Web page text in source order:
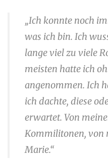
„Ich konnte noch
was ich bin. Ich
lange viel zu viele
meisten hatte ich
angenommen. Ich
ich dachte, diese
erwartet. Von
Kommilitonen, von
Marie.“